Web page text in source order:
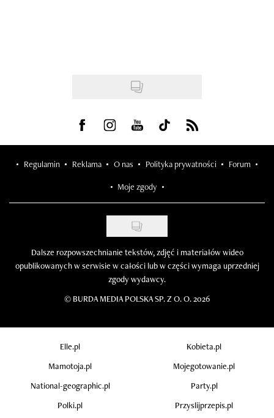
Visit us on Facebook
Visit us on Instagram
Visit us on Youtube
Visit us on Tiktok
Visit us on Rss
Regulamin Reklama O nas Polityka prywatności Forum
Moje zgody
Dalsze rozpowszechnianie tekstów, zdjęć i materiałów wideo
opublikowanych w serwisie w całości lub w części wymaga uprzedniej
zgody wydawcy.
© BURDA MEDIA POLSKA SP. Z O. O. 2026
Elle.pl
Kobieta.pl
Mamotoja.pl
Mojegotowanie.pl
National-geographic.pl
Party.pl
Polki.pl
Przyslijprzepis.pl